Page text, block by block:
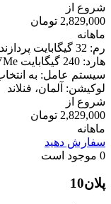
شروع از
2,829,000 تومان
ماهانه
سیستم عامل: به
لوکیشن: آلمان، فنلاند
شروع از
2,829,000 تومان
ماهانه
سفارش دهید
0 موجود است
پلان10